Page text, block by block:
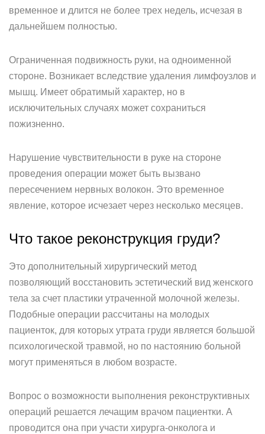
временное и длится не более трех недель, исчезая в
дальнейшем полностью.
Ограниченная подвижность руки, на одноименной
стороне. Возникает вследствие удаления лимфоузлов и
мышц. Имеет обратимый характер, но в
исключительных случаях может сохраниться
пожизненно.
Нарушение чувствительности в руке на стороне
проведения операции может быть вызвано
пересечением нервных волокон. Это временное
явление, которое исчезает через несколько месяцев.
Что такое реконструкция груди?
Это дополнительный хирургический метод
позволяющий восстановить эстетический вид женского
тела за счет пластики утраченной молочной железы.
Подобные операции рассчитаны на молодых
пациенток, для которых утрата груди является большой
психологической травмой, но по настоянию больной
могут применяться в любом возрасте.
Вопрос о возможности выполнения реконструктивных
операций решается лечащим врачом пациентки. А
проводится она при участи хирурга-онколога и